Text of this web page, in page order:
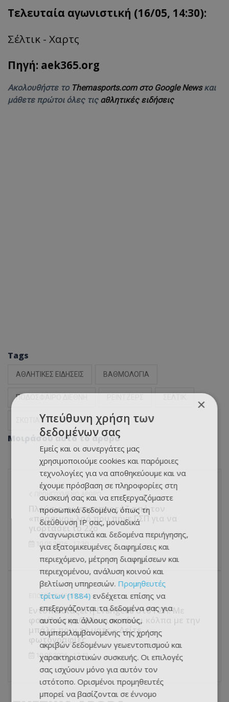
Τελευταία αγωνιστική (16/05, 14:30):
Σέλτικ - Χαρτς
Πηγή: aek365.org
Ακολουθήστε το Themasports.com στο Google Newsκαι
μάθετε πρώτοι όλες τις αθλητικές ειδήσεις
Tags
ΑΘΛΗΤΙΚΕΣ ΕΙΔΗΣΕΙΣ ΒΑΘΜΟΛΟΓΙΑ
ΠΟΔΟΣΦΑΙΡΟ ΔΙΕΘΝΗ
ΧΑΡΤΣ
Μοιράσου αυτό το άρθρο
ΠΡΟΗΓΟΎΜΕΝΟ ΆΡΘΡΟ
Πλούσιο φωτορεπορτάζ από τον
«πράσινο» λαό που πήγε ΓΣΠ για να
γιορτάσει το 22ο
10.05.2026 - 17:30
ΕΠΌΜΕΝΟ ΆΡΘΡΟ
Εντυπωσιάζει η Evangelia στο ΓΣΠ: Με
φανέλα της Ομόνοιας κάνει κόλπα με την
μπάλα πριν το ματς – Δείτε
φωτογραφίες
10.05.2026 - 17:43
×
Υπεύθυνη χρήση των
δεδομένων σας
Εμείς και οι συνεργάτες μας
χρησιμοποιούμε cookies και παρόμοιες
τεχνολογίες για να αποθηκεύουμε και να
έχουμε πρόσβαση σε πληροφορίες στη
συσκευή σας και να επεξεργαζόμαστε
προσωπικά δεδομένα, όπως τη
διεύθυνση IP σας, μοναδικά
αναγνωριστικά και δεδομένα περιήγησης,
για εξατομικευμένες διαφημίσεις και
περιεχόμενο, μέτρηση διαφημίσεων και
περιεχομένου, ανάλυση κοινού και
βελτίωση υπηρεσιών. Προμηθευτές
τρίτων (1884) ενδέχεται επίσης να
επεξεργάζονται τα δεδομένα σας για
αυτούς και άλλους σκοπούς,
συμπεριλαμβανομένης της χρήσης
ακριβών δεδομένων γεωεντοπισμού και
χαρακτηριστικών συσκευής. Οι επιλογές
σας ισχύουν μόνο για αυτόν τον
ιστότοπο. Ορισμένοι προμηθευτές
μπορεί να βασίζονται σε έννομο